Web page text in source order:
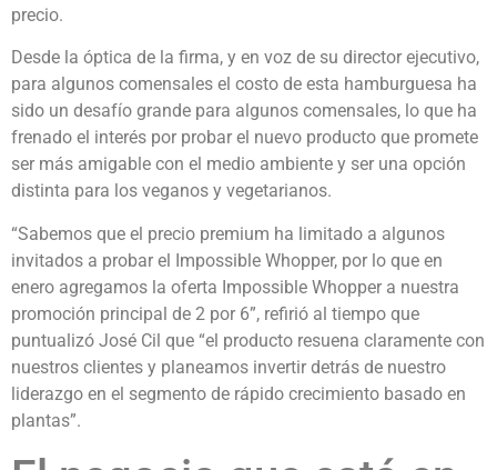
precio.
Desde la óptica de la firma, y en voz de su director ejecutivo,
para algunos comensales el costo de esta hamburguesa ha
sido un desafío grande para algunos comensales, lo que ha
frenado el interés por probar el nuevo producto que promete
ser más amigable con el medio ambiente y ser una opción
distinta para los veganos y vegetarianos.
“Sabemos que el precio premium ha limitado a algunos
invitados a probar el Impossible Whopper, por lo que en
enero agregamos la oferta Impossible Whopper a nuestra
promoción principal de 2 por 6”, refirió al tiempo que
puntualizó José Cil que “el producto resuena claramente con
nuestros clientes y planeamos invertir detrás de nuestro
liderazgo en el segmento de rápido crecimiento basado en
plantas”.